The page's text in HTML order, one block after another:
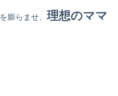
膨らませ、 理想のママ